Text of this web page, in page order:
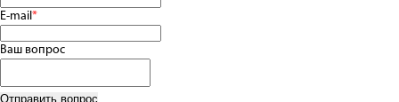
E-mail*
Ваш вопрос